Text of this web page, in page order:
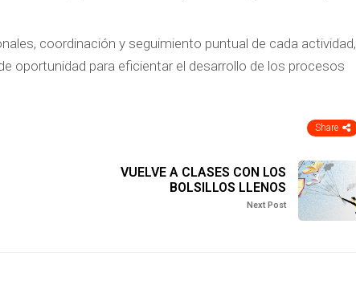
coordinación y seguimiento puntual de cada actividad,
oportunidad para eficientar el desarrollo de los procesos
Share
VUELVE A CLASES CON LOS
BOLSILLOS LLENOS
Next Post